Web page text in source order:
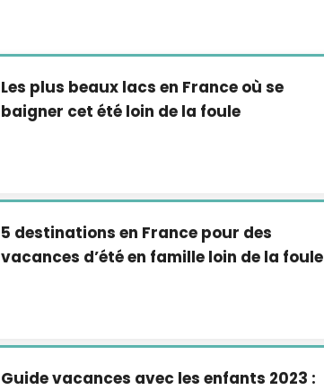
Les plus beaux lacs en France où se
baigner cet été loin de la foule
5 destinations en France pour des
vacances d’été en famille loin de la foule
Guide vacances avec les enfants 2023 :